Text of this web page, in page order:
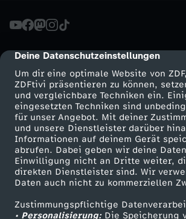
cmp-dialog-description
Deine Datenschutzeinstellungen
Um dir eine optimale Website von
ZDFtivi präsentieren zu können,
und vergleichbare Techniken ein.
eingesetzten Techniken sind
für unser Angebot. Mit deiner
und unsere Dienstleister darüber
Informationen auf deinem Gerät
abrufen. Dabei geben wir deine
Einwilligung nicht an Dritte weiter,
direkten Dienstleister sind. Wir
Daten auch nicht zu kommerziellen
Zustimmungspflichtige
• Personalisierung:Die Speicherung
r
i
n
s
p
r
i
Mehr ZDF
ZDF-Apps
Smart TV
ZDFtext
Livestreams
Service
ZDFmitreden
Kontakt
Tickets